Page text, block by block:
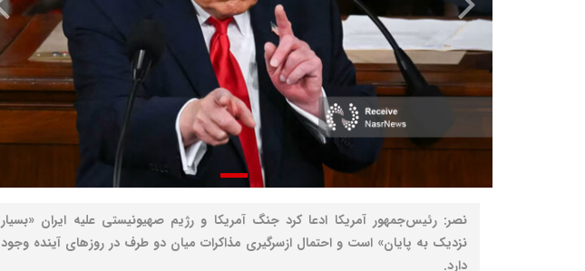
نصر: رئیس‌جمهور آمریکا ادعا کرد جنگ آمریکا و رژیم صهیونیستی علیه ایران «بسیار
نزدیک به پایان» است و احتمال ازسرگیری مذاکرات میان دو طرف در روزهای آینده وجود
دارد.